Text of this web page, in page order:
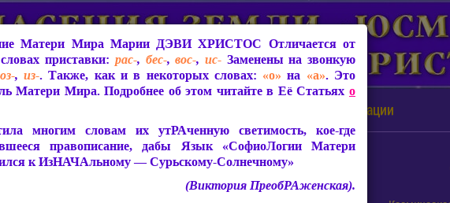
Защита от чипизации
Матери Мира Марии ДЭВИ ХРИСТОС Отличается от
приставки: рас-, бес-,вос-, ис-Заменены на звонкую
,из-. Также, как и в некоторых словах: «о» на «а». Это
Матери Мира. Подробнее об этом читайте в Её Статьях о
многим словам их утРАченную светимость, кое-где
правописание, дабы Язык «СофиоЛогии Матери
к ИзНАЧАльному — Сурьскому-Солнечному»
(Виктория ПреобРАженская).